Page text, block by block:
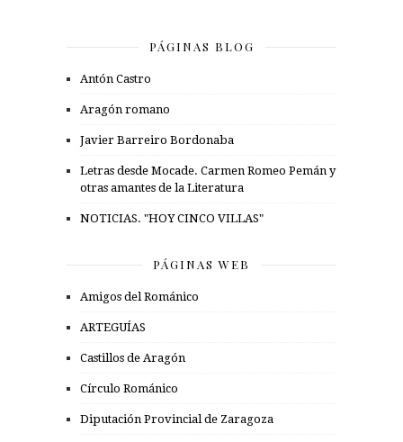
PÁGINAS BLOG
Antón Castro
Aragón romano
Javier Barreiro Bordonaba
Letras desde Mocade. Carmen Romeo Pemán y
otras amantes de la Literatura
NOTICIAS. "HOY CINCO VILLAS"
PÁGINAS WEB
Amigos del Románico
ARTEGUÍAS
Castillos de Aragón
Círculo Románico
Diputación Provincial de Zaragoza